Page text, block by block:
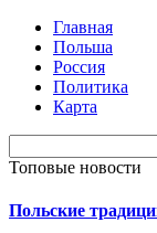
Главная
Польша
Россия
Политика
Карта
Топовые новости
Польские